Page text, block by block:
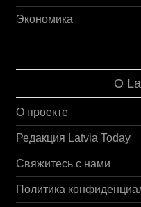
Экономика
О
О проекте
Редакция Latvia Today
Свяжитесь с нами
Политика